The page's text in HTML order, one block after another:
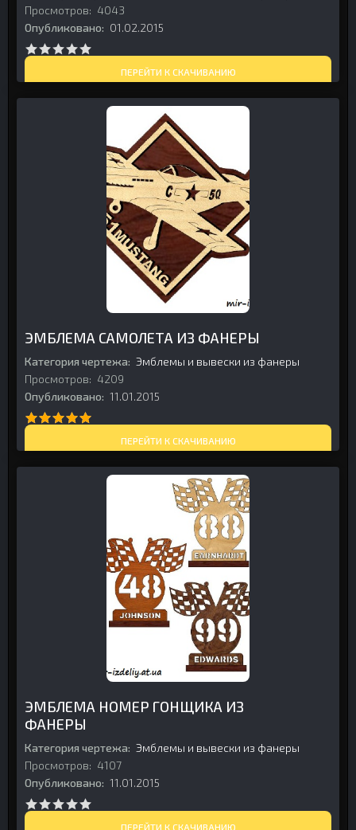
Просмотров: 4043
Опубликовано: 01.02.2015
ПЕРЕЙТИ К СКАЧИВАНИЮ
ЭМБЛЕМА САМОЛЕТА ИЗ ФАНЕРЫ
Категория чертежа: Эмблемы и вывески из фанеры
Просмотров: 4209
Опубликовано: 11.01.2015
ПЕРЕЙТИ К СКАЧИВАНИЮ
ЭМБЛЕМА НОМЕР ГОНЩИКА ИЗ
ФАНЕРЫ
Категория чертежа: Эмблемы и вывески из фанеры
Просмотров: 4107
Опубликовано: 11.01.2015
ПЕРЕЙТИ К СКАЧИВАНИЮ